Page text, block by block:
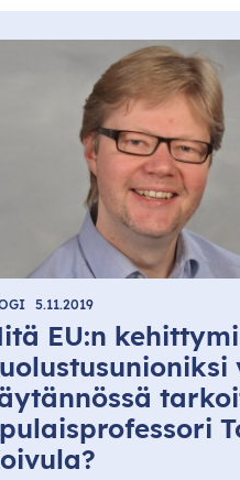
5.11.2019
EU:n